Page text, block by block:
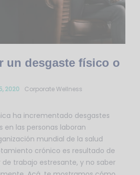
un desgaste físico o
2020 Corporate Wellness
ha incrementado desgastes
en las personas laboran
mundial de la salud
crónico es resultado de
de trabajo estresante, y no saber